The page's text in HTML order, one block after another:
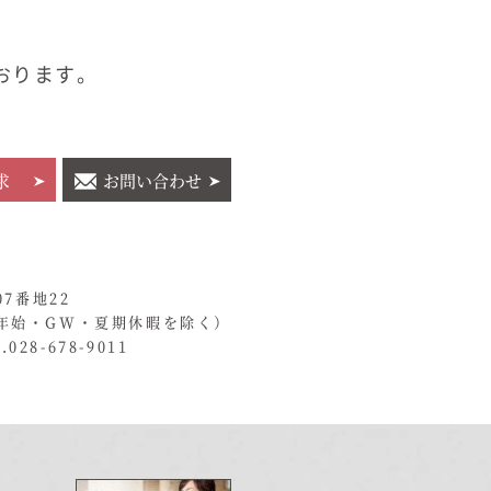
ます。
お問い合わせ
番地22
始・GW・夏期休暇を除く）
678-9011